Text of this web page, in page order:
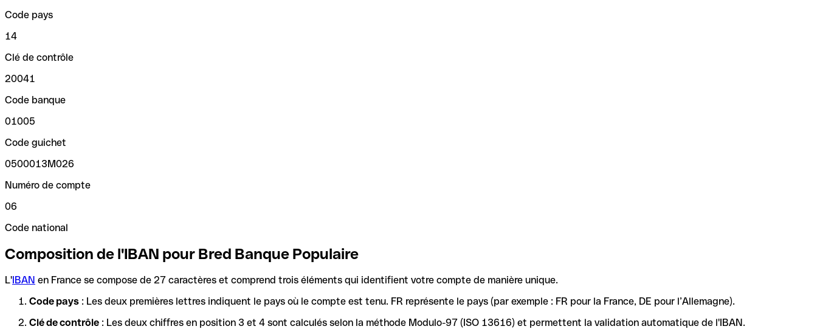
Code pays
14
Clé de contrôle
20041
Code banque
01005
Code guichet
0500013M026
Numéro de compte
06
Code national
Composition de l'IBAN pour Bred Banque Populaire
L'IBAN en France se compose de 27 caractères et comprend trois éléments qui identifient votre compte de manière unique.
Code pays : Les deux premières lettres indiquent le pays où le compte est tenu. FR représente le pays (par exemple : FR pour la France, DE pour l’Allemagne).
Clé de contrôle : Les deux chiffres en position 3 et 4 sont calculés selon la méthode Modulo-97 (ISO 13616) et permettent la validation automatique de l'IBAN.